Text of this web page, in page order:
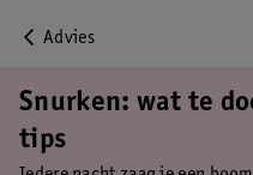
Advies
Snurken: wat te
tips